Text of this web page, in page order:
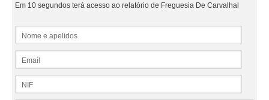
Em 10 segundos terá acesso ao relatório de Freguesia De Carvalhal